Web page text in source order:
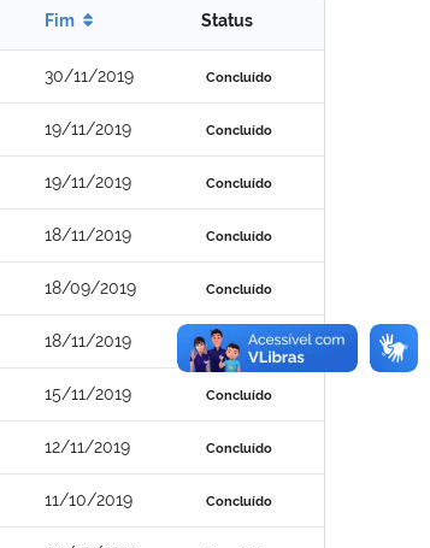
Fim Status
30/11/2019 Concluído
19/11/2019 Concluído
19/11/2019 Concluído
18/11/2019 Concluído
18/09/2019 Concluído
18/11/2019 Concluído
15/11/2019 Concluído
12/11/2019 Concluído
11/10/2019 Concluído